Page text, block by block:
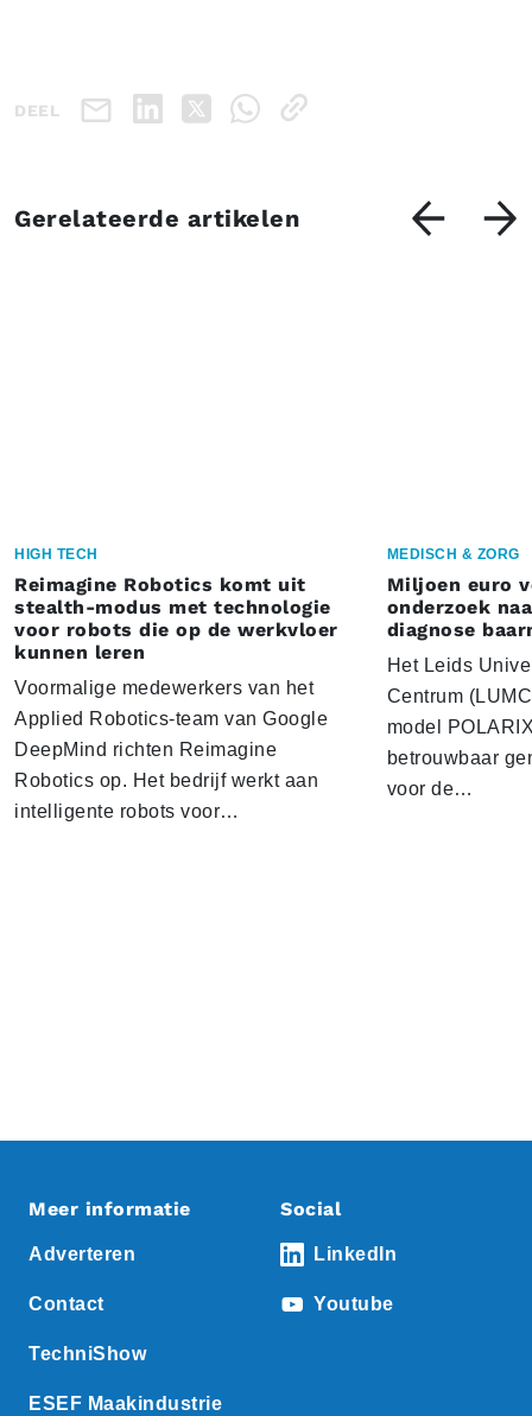
DEEL
Gerelateerde artikelen
HIGH TECH
Reimagine Robotics komt uit
stealth-modus met technologie
voor robots die op de werkvloer
kunnen leren
Voormalige medewerkers van het
Applied Robotics-team van Google
DeepMind richten Reimagine
Robotics op. Het bedrijf werkt aan
intelligente robots voor…
MEDISCH & ZORG
Miljoen euro
onderzoek
diagnose
Het Leids
Centrum
model
betrouwbaar
voor de…
Meer informatie
Adverteren
Contact
TechniShow
ESEF Maakindustrie
Social
LinkedIn
Youtube